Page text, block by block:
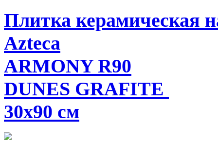
Плитка керамическая
Azteca
ARMONY R90
DUNES GRAFITE
30x90 см